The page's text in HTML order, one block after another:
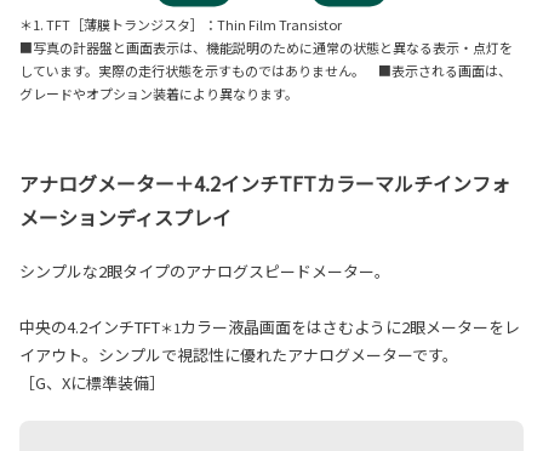
＊1. TFT［薄膜トランジスタ］：Thin Film Transistor
■写真の計器盤と画面表示は、機能説明のために通常の状態と異なる表示・点灯を
しています。実際の走行状態を示すものではありません。 ■表示される画面は、
グレードやオプション装着により異なります。
アナログメーター＋4.2インチTFTカラーマルチインフォ
メーションディスプレイ
シンプルな2眼タイプのアナログスピードメーター。
中央の4.2インチTFT＊1カラー液晶画面をはさむように2眼メーターをレ
イアウト。シンプルで視認性に優れたアナログメーターです。
［G、Xに標準装備］